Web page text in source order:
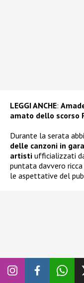
LEGGI ANCHE:
amato dello scorso
Durante la serata
delle canzoni in gara
artisti ufficializzati
puntata davvero
le aspettative del